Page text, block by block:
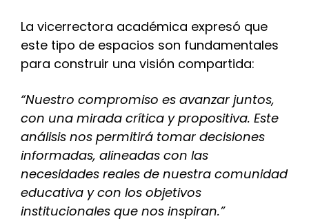
La vicerrectora académica expresó que
este tipo de espacios son fundamentales
para construir una visión compartida:
“Nuestro compromiso es avanzar juntos,
con una mirada crítica y propositiva. Este
análisis nos permitirá tomar decisiones
informadas, alineadas con las
necesidades reales de nuestra comunidad
educativa y con los objetivos
institucionales que nos inspiran.”